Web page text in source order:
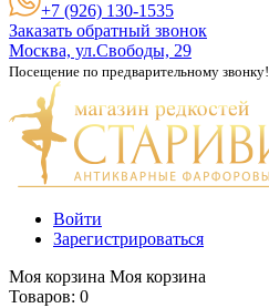
+7 (926) 130-1535
Заказать обратный звонок
Москва, ул.Свободы, 29
Посещение по предварительному звонку!
Войти
Зарегистрироваться
Моя корзина Моя корзина
Товаров: 0